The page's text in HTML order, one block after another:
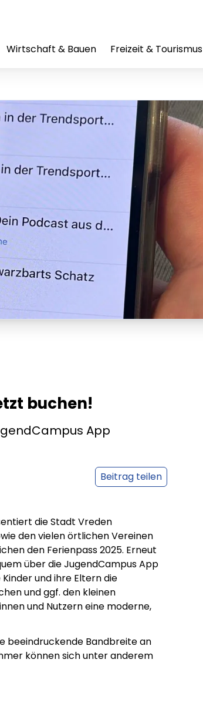
Wirtschaft & Bauen Freizeit & Tourismus
buchen!
App
Beitrag teilen
die Stadt Vreden
den vielen örtlichen Vereinen
den Ferienpass 2025. Erneut
über die JugendCampus App
und ihre Eltern die
und ggf. den kleinen
und Nutzern eine moderne,
beeindruckende Bandbreite an
können sich unter anderem